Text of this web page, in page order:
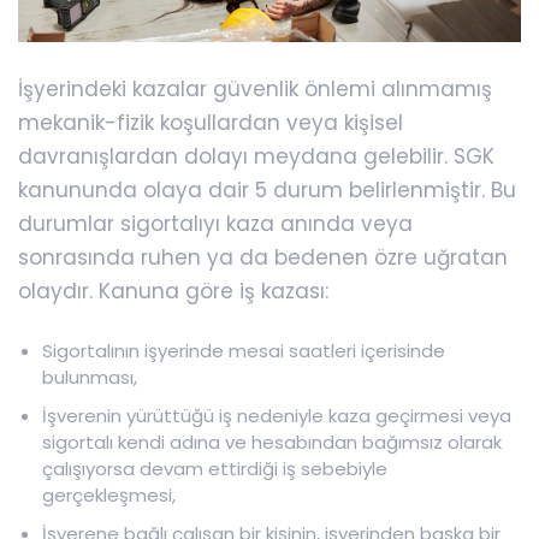
İşyerindeki kazalar güvenlik önlemi alınmamış
mekanik-fizik koşullardan veya kişisel
davranışlardan dolayı meydana gelebilir. SGK
kanununda olaya dair 5 durum belirlenmiştir. Bu
durumlar sigortalıyı kaza anında veya
sonrasında ruhen ya da bedenen özre uğratan
olaydır. Kanuna göre iş kazası:
Sigortalının işyerinde mesai saatleri içerisinde
bulunması,
İşverenin yürüttüğü iş nedeniyle kaza geçirmesi veya
sigortalı kendi adına ve hesabından bağımsız olarak
çalışıyorsa devam ettirdiği iş sebebiyle
gerçekleşmesi,
İşverene bağlı çalışan bir kişinin, işyerinden başka bir